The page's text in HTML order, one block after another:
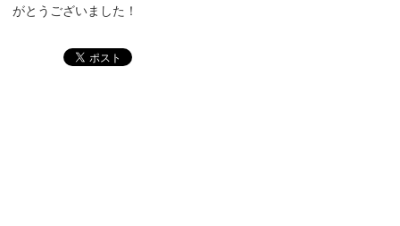
がとうございました！